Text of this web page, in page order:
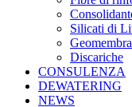
Silicati di
Discariche
CONSULENZA
DEWATERING
NEWS